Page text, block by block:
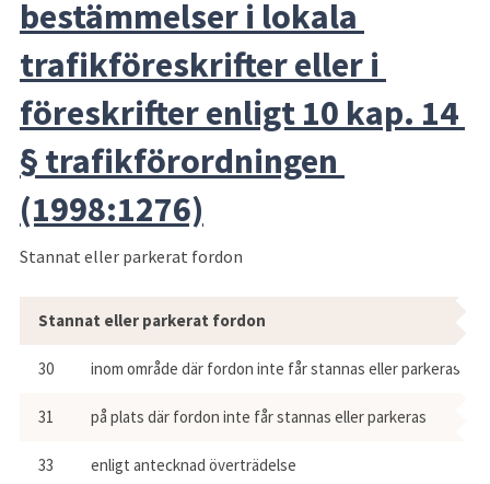
bestämmelser i lokala
trafikföreskrifter eller i
föreskrifter enligt 10 kap. 14
§ trafikförordningen
(1998:1276)
Stannat eller parkerat fordon
Stannat eller parkerat fordon
30 inom område där fordon inte får stannas eller parkeras
31 på plats där fordon inte får stannas eller parkeras
33 enligt antecknad överträdelse